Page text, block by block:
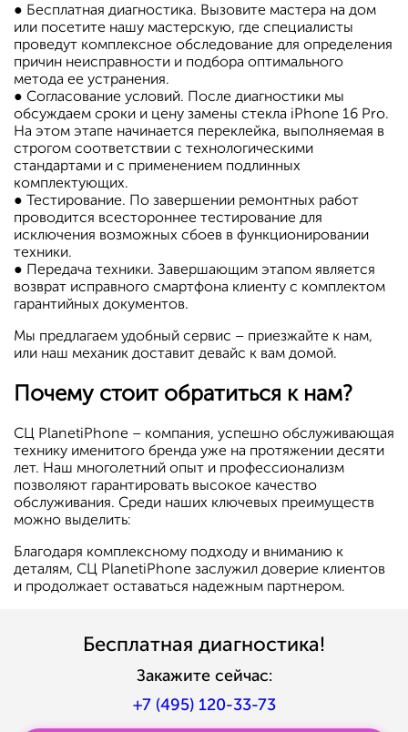
● Бесплатная диагностика. Вызовите мастера на дом
или посетите нашу мастерскую, где специалисты
проведут комплексное обследование для определения
причин неисправности и подбора оптимального
метода ее устранения.
● Согласование условий. После диагностики мы
обсуждаем сроки и цену замены стекла iPhone 16 Pro.
На этом этапе начинается переклейка, выполняемая в
строгом соответствии с технологическими
стандартами и с применением подлинных
комплектующих.
● Тестирование. По завершении ремонтных работ
проводится всестороннее тестирование для
исключения возможных сбоев в функционировании
техники.
● Передача техники. Завершающим этапом является
возврат исправного смартфона клиенту с комплектом
гарантийных документов.
Мы предлагаем удобный сервис – приезжайте к нам,
или наш механик доставит девайс к вам домой.
Почему стоит обратиться к нам?
СЦ PlanetiPhone – компания, успешно обслуживающая
технику именитого бренда уже на протяжении десяти
лет. Наш многолетний опыт и профессионализм
позволяют гарантировать высокое качество
обслуживания. Среди наших ключевых преимуществ
можно выделить:
Благодаря комплексному подходу и вниманию к
деталям, СЦ PlanetiPhone заслужил доверие клиентов
и продолжает оставаться надежным партнером.
Бесплатная диагностика!
Закажите сейчас:
+7 (495) 120-33-73